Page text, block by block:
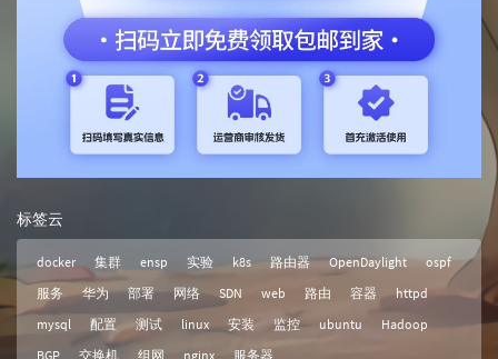
标签云
docker 集群 ensp 实验 k8s 路由器 OpenDaylight
ospf
服务
华为 部署 网络 SDN web 路由 容器
httpd
mysql
配置 测试 linux 安装 监控 ubuntu
Hadoop
BGP
交换机 组网 nginx 服务器